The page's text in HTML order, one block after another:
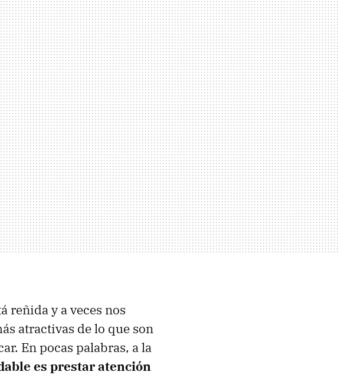
reñida y a veces nos
atractivas de lo que son
En pocas palabras, a la
es prestar atención